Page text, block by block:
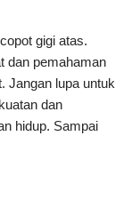
gigi atas.
dan pemahaman
Jangan lupa untuk
dan
hidup. Sampai